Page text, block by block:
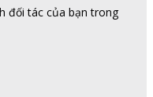
đối tác của bạn trong